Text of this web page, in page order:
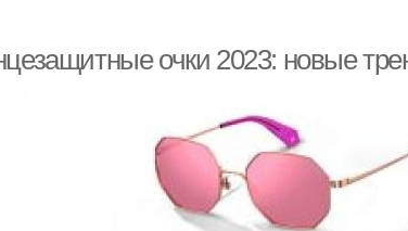
Солнечные очки Тренды в очках
очки 2023: новые